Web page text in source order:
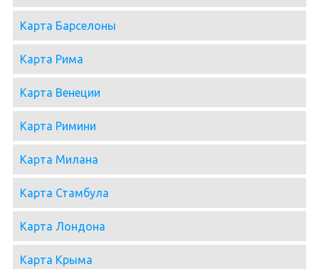
Карта Барселоны
Карта Рима
Карта Венеции
Карта Римини
Карта Милана
Карта Стамбула
Карта Лондона
Карта Крыма